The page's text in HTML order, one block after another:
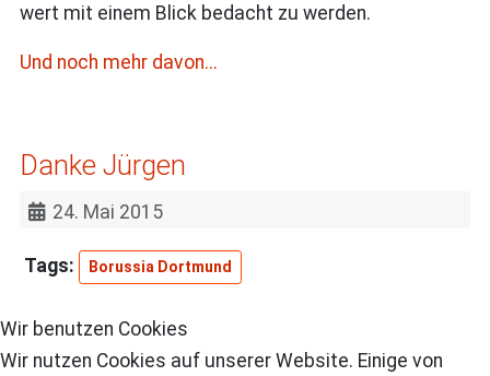
wert mit einem Blick bedacht zu werden.
Und noch mehr davon...
Danke Jürgen
24. Mai 2015
Borussia Dortmund
Wir benutzen Cookies
Wir nutzen Cookies auf unserer Website. Einige von